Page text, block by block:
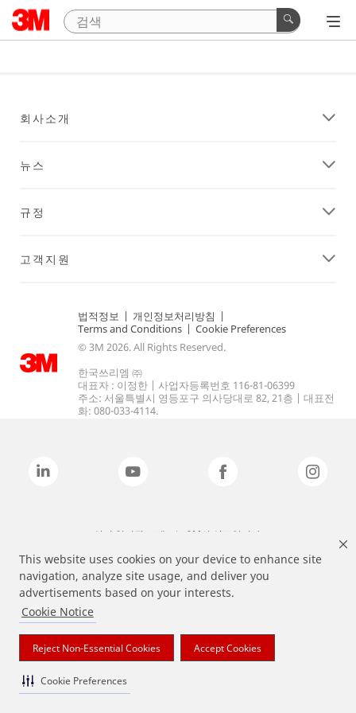
This website uses cookies on your device to enhance site
navigation, analyze site usage, and deliver you
advertisements based on your interests.
Cookie Notice
Reject Non-Essential Cookies Accept Cookies
Cookie Preferences
회사소개
뉴스
규정
고객지원
법적정보 | 개인정보처리방침 |
Terms and Conditions | Cookie Preferences
© 3M 2026. All Rights Reserved.
한국쓰리엠 ㈜
대표자 : 이정한 | 사업자등록번호 116-81-06399
주소: 서울특별시 영등포구 의사당대로 82, 21층 | 대표전
화: 080-033-4114.
상기 열거된 브랜드는 3M의 상표입니다.